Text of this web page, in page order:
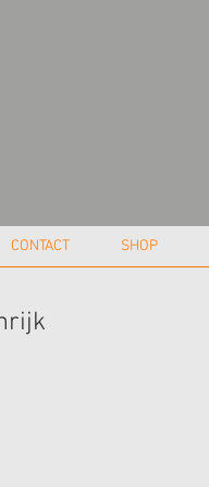
CONTACT SHOP